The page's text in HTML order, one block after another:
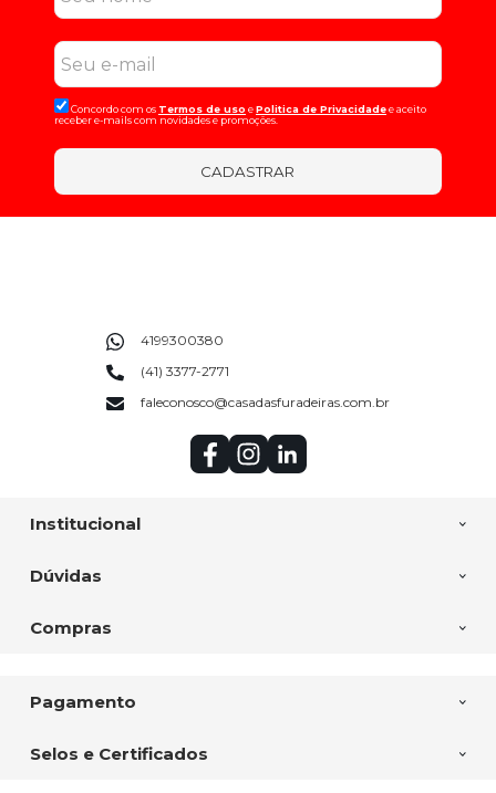
Concordo com os Termos de uso ePolitica de Privacidadee aceito
receber e-mails com novidades e promoções.
CADASTRAR
Institucional
Dúvidas
Compras
4199300380
(41) 3377-2771
faleconosco@casadasfuradeiras.com.br
Pagamento
Selos e Certificados